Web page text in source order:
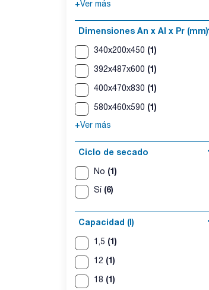
+Ver más
Dimensiones An x Al x Pr (mm)
340x200x450 (1)
392x487x600 (1)
400x470x830 (1)
580x460x590 (1)
+Ver más
Ciclo de secado
No (1)
Sí (6)
Capacidad (l)
1,5 (1)
12 (1)
18 (1)